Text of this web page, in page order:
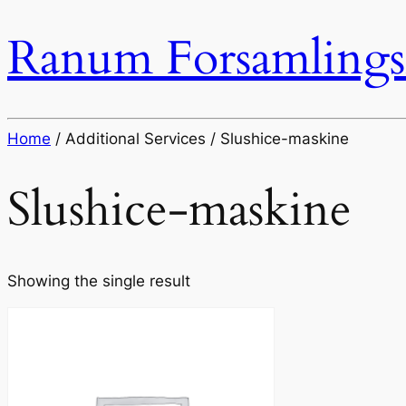
Ranum
Home / Additional Services / Slushice-maskine
Slushice-maskine
Showing the single result